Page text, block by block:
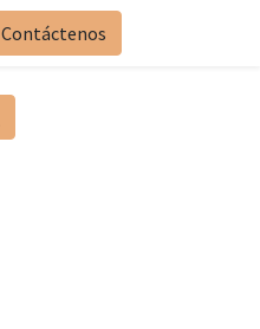
Contáctenos